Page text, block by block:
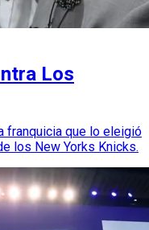
Los
franquicia que lo eleigió
los New Yorks Knicks.